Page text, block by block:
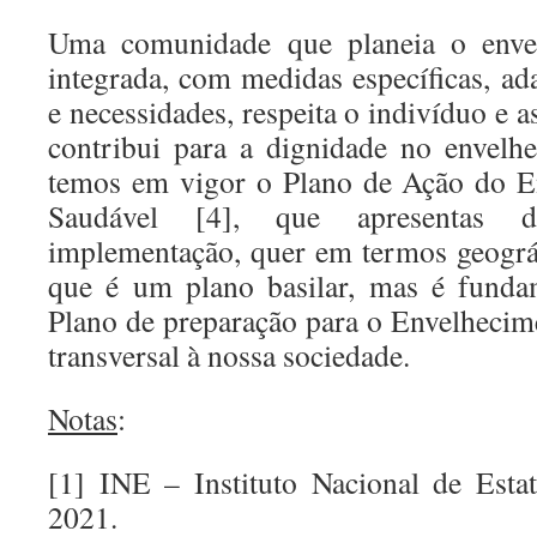
Uma comunidade que planeia o
integrada, com medidas específicas,
e necessidades, respeita o indivíduo e
contribui para a dignidade no
temos em vigor o Plano de Ação do
Saudável [4], que apresentas
implementação, quer em termos
que é um plano basilar, mas é
Plano de preparação para o
transversal à nossa sociedade.
Notas:
[1] INE – Instituto Nacional de
2021.